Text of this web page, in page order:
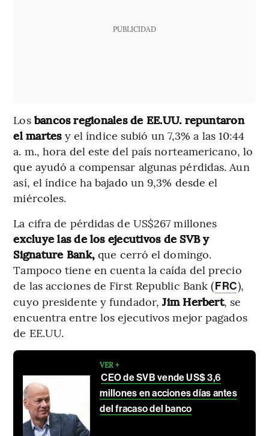
PUBLICIDAD
Los bancos regionales de EE.UU. repuntaron
el martes y el índice subió un 7,3% a las 10:44
a. m., hora del este del país norteamericano, lo
que ayudó a compensar algunas pérdidas. Aun
así, el índice ha bajado un 9,3% desde el
miércoles.
La cifra de pérdidas de US$267 millones
excluye las de los ejecutivos de SVB y
Signature Bank, que cerró el domingo.
Tampoco tiene en cuenta la caída del precio
de las acciones de First Republic Bank (FRC),
cuyo presidente y fundador, Jim Herbert, se
encuentra entre los ejecutivos mejor pagados
de EE.UU.
VER +
CEO de SVB vende US$ 3,6
millones en acciones días antes
del fracaso del banco